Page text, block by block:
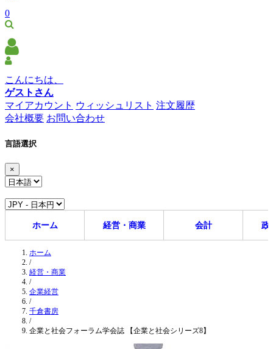
0
こんにちは、
ゲストさん
マイアカウント ウィッシュリスト 注文履歴
会社概要 お問い合わせ
言語選択
×
ホーム 経営・商業 会計 政
ホーム
/
経営・商業
/
企業経営
/
千倉書房
/
企業と社会フォーラム学会誌 【企業と社会シリーズ8】